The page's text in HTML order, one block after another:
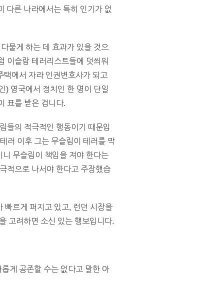
다른 나라에서는 특히 인기가 없
물게 하는 데 효과가 있을 것으
이슬람 테러리스트들에 덧씌워
택에서 자라 인권변호사가 되고
) 영국에서 정치인 한 명이 단일
표를 받은 겁니다.
들의 적극적인 행동이기 때문입
러 이후 그는 무슬림이 테러를 막
무슬림이 책임을 져야 한다는
적으로 나서야 한다고 주장했습
빠르게 퍼지고 있고, 런던 시장을
고려하면 소신 있는 행보입니다.
게 공존할 수는 없다고 말한 아